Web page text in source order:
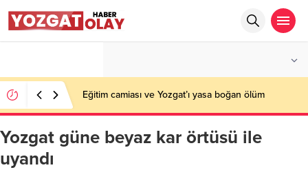
Eğitim camiası ve Yozgat’ı yasa boğan ölüm
Yozgat güne beyaz kar örtüsü ile
uyandı